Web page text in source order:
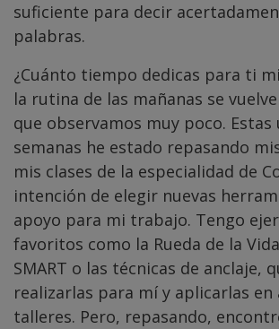
suficiente para decir
palabras.
¿Cuánto tiempo dedicas para ti
la rutina de las mañanas se
que observamos muy poco.
semanas he estado repasando
mis clases de la especialidad de
intención de elegir nuevas
apoyo para mi trabajo. Tengo
favoritos como la Rueda de la
SMART o las técnicas de anclaje,
realizarlas para mí y aplicarlas en
talleres. Pero, repasando,